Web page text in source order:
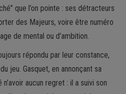
que l’on pointe : ses détracteurs
des Majeurs, voire être numéro
de mental ou d’ambition.
répondu par leur constance,
jeu. Gasquet, en annonçant sa
aucun regret : il a suivi son